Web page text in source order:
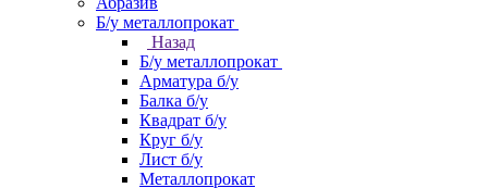
Б/у металлопрокат
Назад
Б/у металлопрокат
Арматура б/у
Балка б/у
Квадрат б/у
Круг б/у
Лист б/у
Металлопрокат